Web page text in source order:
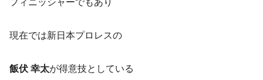
フィニッシャーでもあり
現在では新日本プロレスの
飯伏 幸太が得意技としている